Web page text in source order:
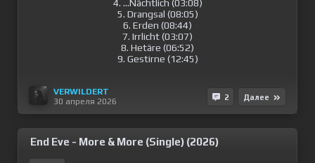
4. ...Nächtlich (03:08)
5. Drangsal (08:05)
6. Erden (08:44)
7. Irrlicht (03:07)
8. Hetäre (06:52)
9. Gestirne (12:45)
VERWILDERT
30 апреля 2026
2 Далее
End Eve - More & More (Single) (2026)